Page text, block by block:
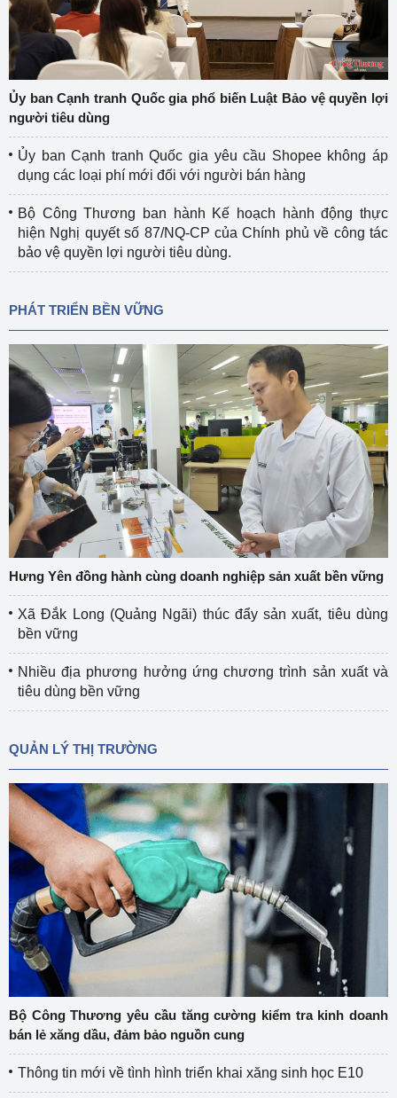
Ủy ban Cạnh tranh Quốc gia phổ biến Luật Bảo vệ quyền lợi
người tiêu dùng
Ủy ban Cạnh tranh Quốc gia yêu cầu Shopee không áp
dụng các loại phí mới đối với người bán hàng
Bộ Công Thương ban hành Kế hoạch hành động thực
hiện Nghị quyết số 87/NQ-CP của Chính phủ về công tác
bảo vệ quyền lợi người tiêu dùng.
PHÁT TRIỂN BỀN VỮNG
Hưng Yên đồng hành cùng doanh nghiệp sản xuất bền vững
Xã Đắk Long (Quảng Ngãi) thúc đẩy sản xuất, tiêu dùng
bền vững
Nhiều địa phương hưởng ứng chương trình sản xuất và
tiêu dùng bền vững
QUẢN LÝ THỊ TRƯỜNG
Bộ Công Thương yêu cầu tăng cường kiểm tra kinh doanh
bán lẻ xăng dầu, đảm bảo nguồn cung
Thông tin mới về tình hình triển khai xăng sinh học E10